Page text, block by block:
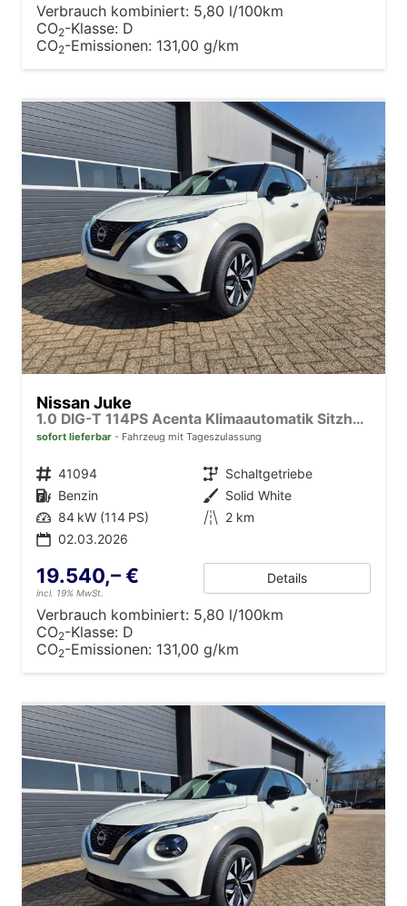
Verbrauch kombiniert: 5,80 l/100km
CO2-Klasse: D
CO2-Emissionen: 131,00 g/km
Nissan Juke
1.0 DIG-T 114PS Acenta Klimaautomatik Sitzheizung Rückf.Kamera Bluetooth Touchscreen wireless Apple CarPlay Android Auto
sofort lieferbar Fahrzeug mit Tageszulassung
Fahrzeugnr. 41094 Getriebe Schaltgetriebe
Kraftstoff Benzin Außenfarbe Solid White
Leistung 84 kW (114 PS) Kilometerstand 2 km
02.03.2026
19.540,– €
incl. 19% MwSt.
Details
Verbrauch kombiniert: 5,80 l/100km
CO2-Klasse: D
CO2-Emissionen: 131,00 g/km